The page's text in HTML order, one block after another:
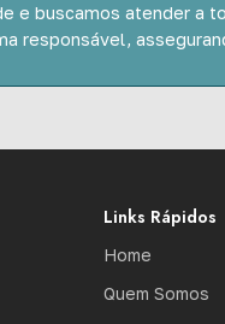
e buscamos atender a
responsável,
Links Rápidos
Home
Quem Somos